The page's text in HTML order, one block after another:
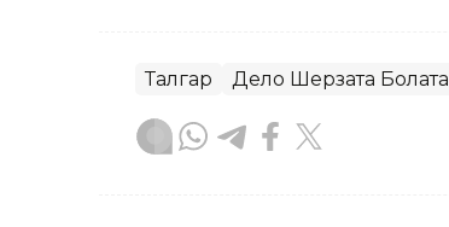
Талгар Дело Шерзата Болата